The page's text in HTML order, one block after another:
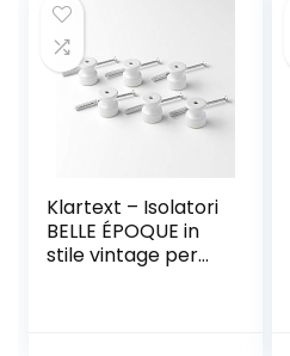
Pavimento – 20 x
10 mm – 1 m
Lunghezza –
Bianco
Klartext – Isolatori
BELLE ÉPOQUE in
stile vintage per